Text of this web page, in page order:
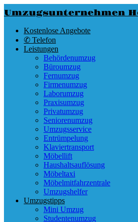
Umzugsunternehmen
Kostenlose Angebote
✆ Telefon
Leistungen
Behördenumzug
Büroumzug
Fernumzug
Firmenumzug
Laborumzug
Praxisumzug
Privatumzug
Seniorenumzug
Umzugsservice
Entrümpelung
Klaviertransport
Möbellift
Haushaltsauflösung
Möbeltaxi
Möbelmitfahrzentrale
Umzugshelfer
Umzugstipps
Mini Umzug
Studentenumzug